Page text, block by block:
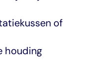
of
houding